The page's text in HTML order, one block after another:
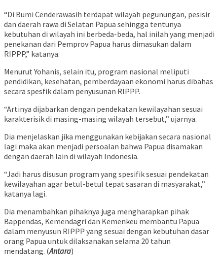
“Di Bumi Cenderawasih terdapat wilayah pegunungan, pesisir
dan daerah rawa di Selatan Papua sehingga tentunya
kebutuhan di wilayah ini berbeda-beda, hal inilah yang menjadi
penekanan dari Pemprov Papua harus dimasukan dalam
RIPPP,” katanya.
Menurut Yohanis, selain itu, program nasional meliputi
pendidikan, kesehatan, pemberdayaan ekonomi harus dibahas
secara spesfik dalam penyusunan RIPPP.
“Artinya dijabarkan dengan pendekatan kewilayahan sesuai
karakterisik di masing-masing wilayah tersebut,” ujarnya.
Dia menjelaskan jika menggunakan kebijakan secara nasional
lagi maka akan menjadi persoalan bahwa Papua disamakan
dengan daerah lain di wilayah Indonesia.
“Jadi harus disusun program yang spesifik sesuai pendekatan
kewilayahan agar betul-betul tepat sasaran di masyarakat,”
katanya lagi.
Dia menambahkan pihaknya juga mengharapkan pihak
Bappendas, Kemendagri dan Kemenkeu membantu Papua
dalam menyusun RIPPP yang sesuai dengan kebutuhan dasar
orang Papua untuk dilaksanakan selama 20 tahun
mendatang. (Antara)